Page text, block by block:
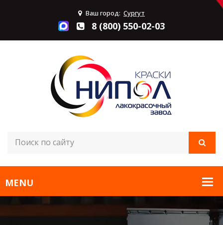
Ваш город: Сургут
8 (800) 550-02-03